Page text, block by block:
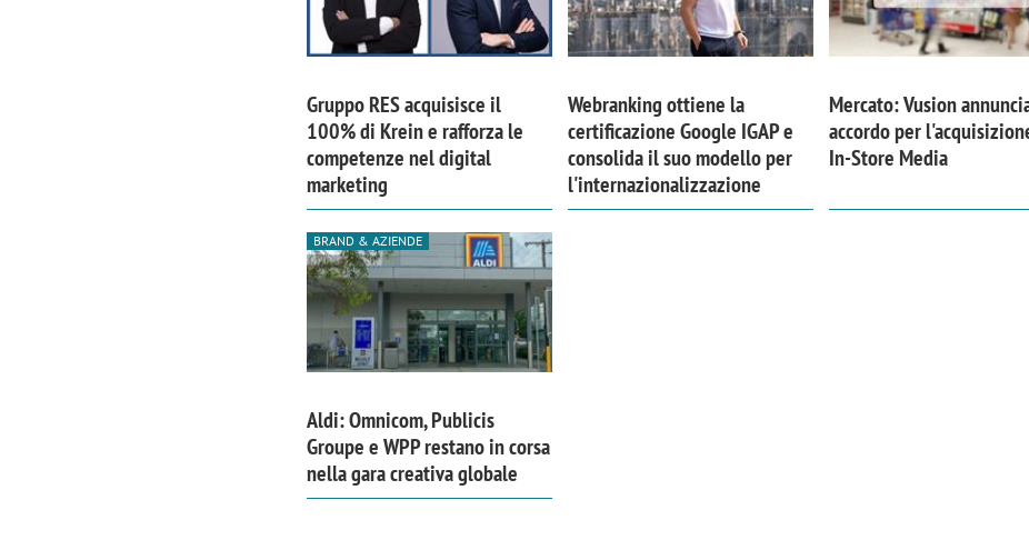
Gruppo RES acquisisce il
100% di Krein e rafforza le
competenze nel digital
marketing
Webranking ottiene la
certificazione Google IGAP e
consolida il suo modello per
l'internazionalizzazione
Mercato: Vusion
accordo per
In-Store Media
BRAND & AZIENDE
Aldi: Omnicom, Publicis
Groupe e WPP restano in corsa
nella gara creativa globale